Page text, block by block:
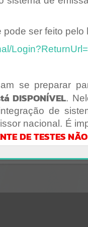
ser feito pelo
se preparar
DISPONÍVEL.
de
nacional. É
DE TESTES
de treinamento
o ambiente
token '('
OK